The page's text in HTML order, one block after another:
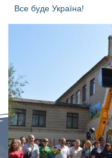
Все буде Україна!